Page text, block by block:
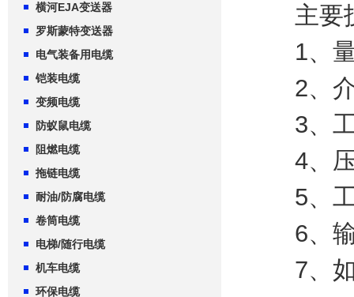
横河EJA变送器
罗斯蒙特变送器
电气装备用电缆
铠装电缆
变频电缆
防蚁鼠电缆
阻燃电缆
拖链电缆
耐油/防腐电缆
卷筒电缆
电梯/随行电缆
机车电缆
环保电缆
主要
1、量
2、介
3、工
4、压
5、工
6、输
7、如